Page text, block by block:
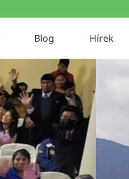
Blog Hírek